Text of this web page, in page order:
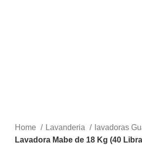
Home Lavanderia
lavadoras
Lavadora Mabe de 18 Kg (40